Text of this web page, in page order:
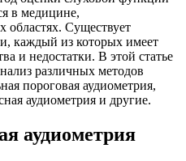
в медицине,
областях. Существует
каждый из которых имеет
и недостатки. В этой статье
различных методов
пороговая аудиометрия,
аудиометрия и другие.
аудиометрия